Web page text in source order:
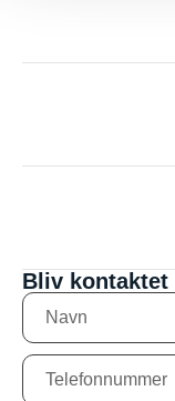
Bliv kontaktet